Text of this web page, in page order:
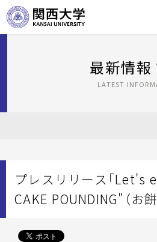
最新情報
LATEST
プレスリリース「Let's
CAKE POUNDING"（お